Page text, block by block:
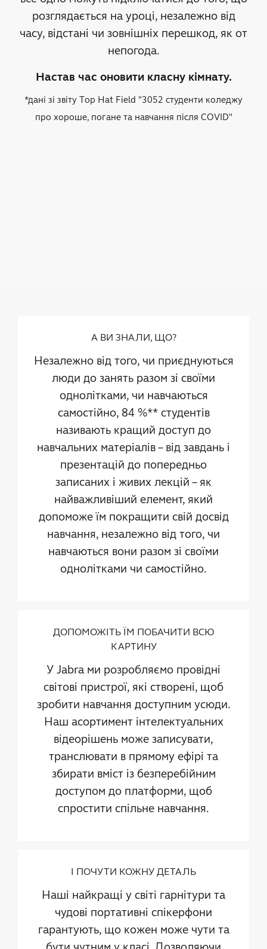
розглядається на уроці, незалежно від
часу, відстані чи зовнішніх перешкод, як от
непогода.
Настав час оновити класну кімнату.
*дані зі звіту Top Hat Field "3052 студенти коледжу
про хороше, погане та навчання після COVID"
А ВИ ЗНАЛИ, ЩО?
Незалежно від того, чи приєднуються
люди до занять разом зі своїми
однолітками, чи навчаються
самостійно, 84 %** студентів
називають кращий доступ до
навчальних матеріалів – від завдань і
презентацій до попередньо
записаних і живих лекцій – як
найважливіший елемент, який
допоможе їм покращити свій досвід
навчання, незалежно від того, чи
навчаються вони разом зі своїми
однолітками чи самостійно.
ДОПОМОЖІТЬ ЇМ ПОБАЧИТИ ВСЮ
КАРТИНУ
У Jabra ми розробляємо провідні
світові пристрої, які створені, щоб
зробити навчання доступним усюди.
Наш асортимент інтелектуальних
відеорішень може записувати,
транслювати в прямому ефірі та
збирати вміст із безперебійним
доступом до платформи, щоб
спростити спільне навчання.
І ПОЧУТИ КОЖНУ ДЕТАЛЬ
Наші найкращі у світі гарнітури та
чудові портативні спікерфони
гарантують, що кожен може чути та